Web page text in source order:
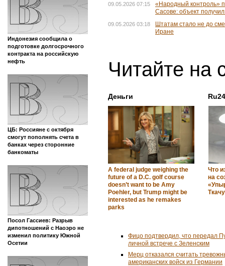
Индонезия сообщила о
подготовке долгосрочного
контракта на российскую
нефть
ЦБ: Россияне с октября
смогут пополнять счета в
банках через сторонние
банкоматы
Посол Гассиев: Разрыв
дипотношений с Наоэро не
изменил политику Южной
Осетии
09.05.2026 07:15
«Народный контроль»
Сасове: объект получил
09.05.2026 03:18
Штатам стало не до
Иране
Читайте на
Деньги
A federal judge weighing the
future of a D.C. golf course
doesn’t want to be Amy
Poehler, but Trump might be
interested as he remakes
parks
Что
на
Фицо подтвердил, что передал
личной встрече с Зеленским
Мерц отказался считать
американских войск из Германии